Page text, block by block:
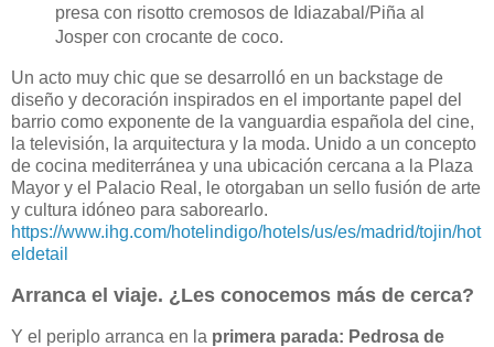
presa con risotto cremosos de Idiazabal/Piña al
Josper con crocante de coco.
Un acto muy chic que se desarrolló en un backstage de
diseño y decoración inspirados en el importante papel del
barrio como exponente de la vanguardia española del cine,
la televisión, la arquitectura y la moda. Unido a un concepto
de cocina mediterránea y una ubicación cercana a la Plaza
Mayor y el Palacio Real, le otorgaban un sello fusión de arte
y cultura idóneo para saborearlo.
https://www.ihg.com/hotelindigo/hotels/us/es/madrid/tojin/hot
eldetail
Arranca el viaje. ¿Les conocemos más de cerca?
Y el periplo arranca en la primera parada: Pedrosa de